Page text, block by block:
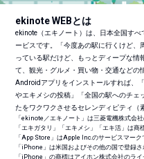
ekinote WEBとは
ekinote（エキノート）は、日本全国す
ービスです。「今度あの駅に行くけど
っている駅だけど、もっとディープな情
て、観光・グルメ・買い物・交通など
Androidアプリをインストールすれば、
やエキメシの投稿」「全国の駅へのチェ
たをワクワクさせるセレンディピティ（
「ekinote／エキノート」は三菱電機株式会社
「エキガタリ」「エキメシ」「エキ活」は商
「App Store」はApple Inc.のサービスマーク
「iPhone」は米国およびその他の国で登録
「iPhone」の商標はアイホン株式会社のラ